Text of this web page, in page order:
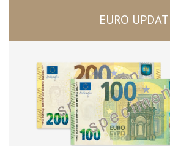
EURO